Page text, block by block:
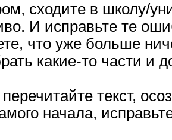
сходите в школу/
И исправьте те
что уже больше
какие-то части и
текст,
начала,